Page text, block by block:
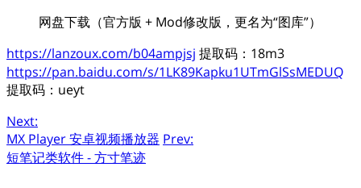
网盘下载（官方版 + Mod修改版，更名为“图库”）
https://lanzoux.com/b04ampjsj 提取码：18m3
https://pan.baidu.com/s/1LK89Kapku1UTmGlSsMEDUQ
提取码：ueyt
Next:
MX Player 安卓视频播放器 Prev:
短笔记类软件 - 方寸笔迹